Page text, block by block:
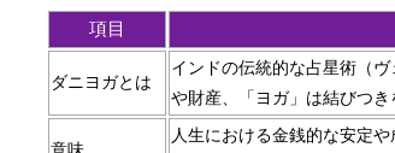
項目
ダニヨガとは
インドの伝統的な占星術（
や財産、「ヨガ」は結びつき
人生における金銭的な安定